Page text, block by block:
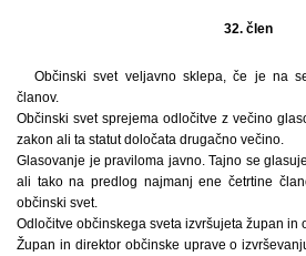
32. člen
Občinski svet veljavno sklepa, če je na
članov.
Občinski svet sprejema odločitve z večino
zakon ali ta statut določata drugačno večino.
Glasovanje je praviloma javno. Tajno se
ali tako na predlog najmanj ene četrtine
občinski svet.
Odločitve občinskega sveta izvršujeta župan in
Župan in direktor občinske uprave o